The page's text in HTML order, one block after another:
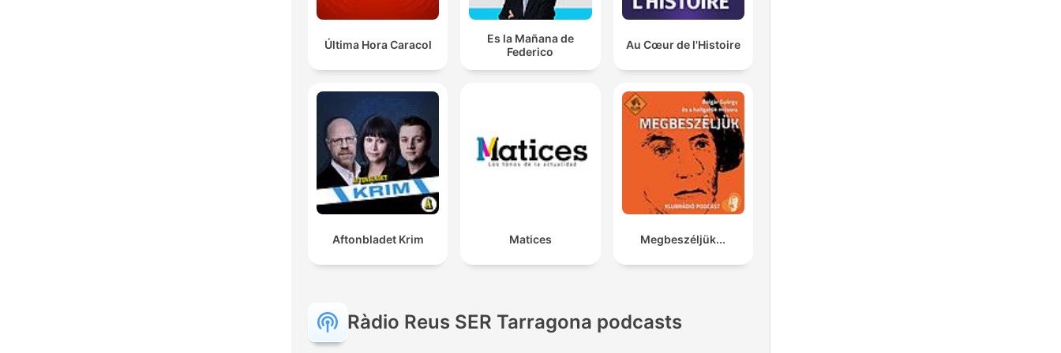
Última Hora Caracol
Es la Mañana de
Federico
Au Cœur de l'Histoire
Aftonbladet Krim Matices Megbeszéljük...
Ràdio Reus SER Tarragona podcasts